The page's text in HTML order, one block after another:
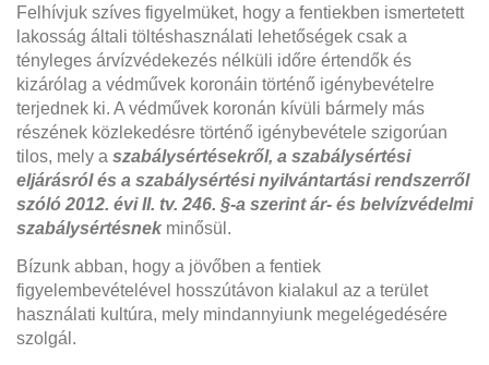
Felhívjuk szíves figyelmüket, hogy a fentiekben ismertetett
lakosság általi töltéshasználati lehetőségek csak a
tényleges árvízvédekezés nélküli időre értendők és
kizárólag a védművek koronáin történő igénybevételre
terjednek ki. A védművek koronán kívüli bármely más
részének közlekedésre történő igénybevétele szigorúan
tilos, mely a szabálysértésekről, a szabálysértési
eljárásról és a szabálysértési nyilvántartási rendszerről
szóló 2012. évi II. tv. 246. §-a szerint ár- és belvízvédelmi
szabálysértésnek minősül.
Bízunk abban, hogy a jövőben a fentiek
figyelembevételével hosszútávon kialakul az a terület
használati kultúra, mely mindannyiunk megelégedésére
szolgál.